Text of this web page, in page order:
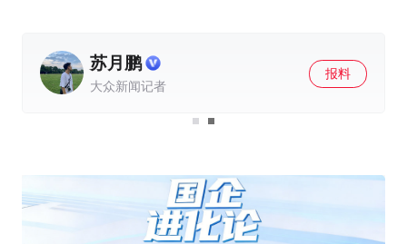
赵雅南
大众新闻记者
报料